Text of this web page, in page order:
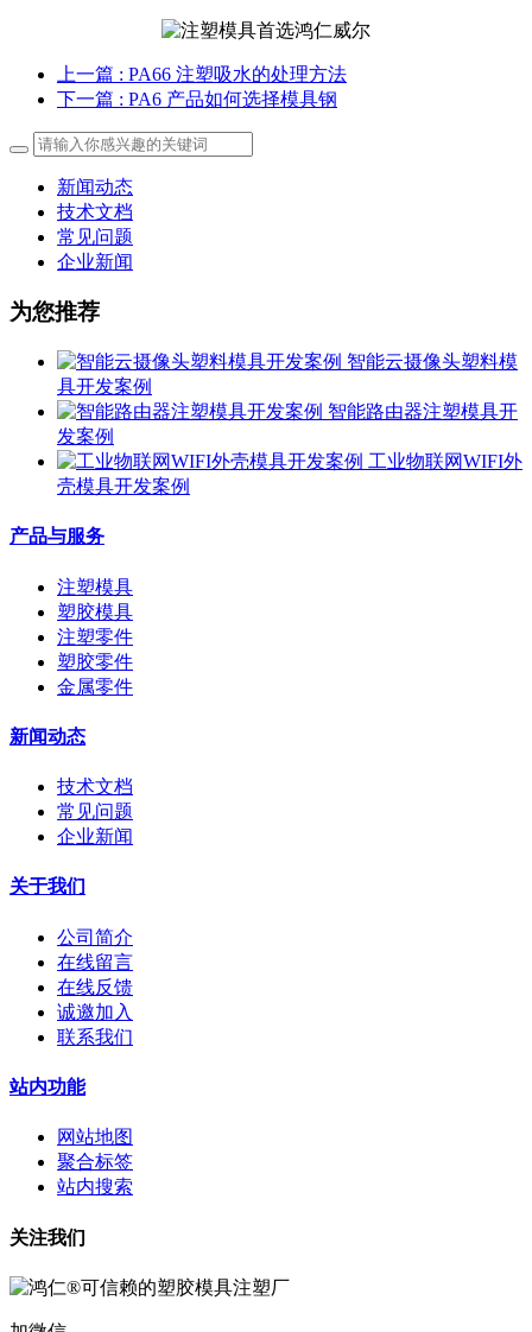
上一篇 : PA66 注塑吸水的处理方法
下一篇 : PA6 产品如何选择模具钢
新闻动态
技术文档
常见问题
企业新闻
为您推荐
智能云摄像头塑料模
具开发案例
智能路由器注塑模具开
发案例
工业物联网WIFI外
壳模具开发案例
产品与服务
注塑模具
塑胶模具
注塑零件
塑胶零件
金属零件
新闻动态
技术文档
常见问题
企业新闻
关于我们
公司简介
在线留言
在线反馈
诚邀加入
联系我们
站内功能
网站地图
聚合标签
站内搜索
关注我们